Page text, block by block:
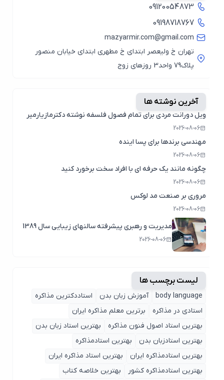
09120054873
09198718767
mazyarmir.com@gmail.com
تهران خ ولیعصر ابتدای خ مطهری ابتدای خیابان منصور
پلاک79 واحد3 روزهای زوج
آخرین نوشته ها
ویل دورانت مردی برای تمام فصول فلسفه نوشته دکترمازیارمیر
2026-08-06
مهندسی برندها برای پسا اینده
2026-08-06
چگونه مانند یک حرفه ای با افراد سخت برخورد کنید
2026-08-06
مروری بر صنعت مد لوکس
2026-08-06
مدیریت و رهبری پیشرفته سالنهای زیبایی سال 1389
2026-08-06
لیست برچسب ها
body language آموزش زبان بدن
استاددکترین مذاکره
استادی در مذاکره
برترین معلم مذاکره ایران
بهترین استاد اصول ‌فنون مذاکره
بهترین استاد زبان بدن
بهترین استادزبان بدن
بهترین استادمذاکره
بهترین استادمذاکره ایران
بهترین استاد مذاکره ایران
بهترین استادمذاکره کشور
بهترین خلاصه کتاب